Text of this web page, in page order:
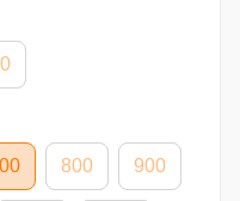
800 900